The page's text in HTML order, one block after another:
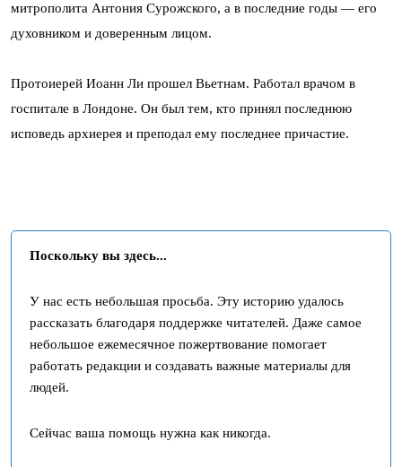
митрополита Антония Сурожского, а в последние годы — его
духовником и доверенным лицом.
Протоиерей Иоанн Ли прошел Вьетнам. Работал врачом в
госпитале в Лондоне. Он был тем, кто принял последнюю
исповедь архиерея и преподал ему последнее причастие.
Поскольку вы здесь...
У нас есть небольшая просьба. Эту историю удалось
рассказать благодаря поддержке читателей. Даже самое
небольшое ежемесячное пожертвование помогает
работать редакции и создавать важные материалы для
людей.
Сейчас ваша помощь нужна как никогда.